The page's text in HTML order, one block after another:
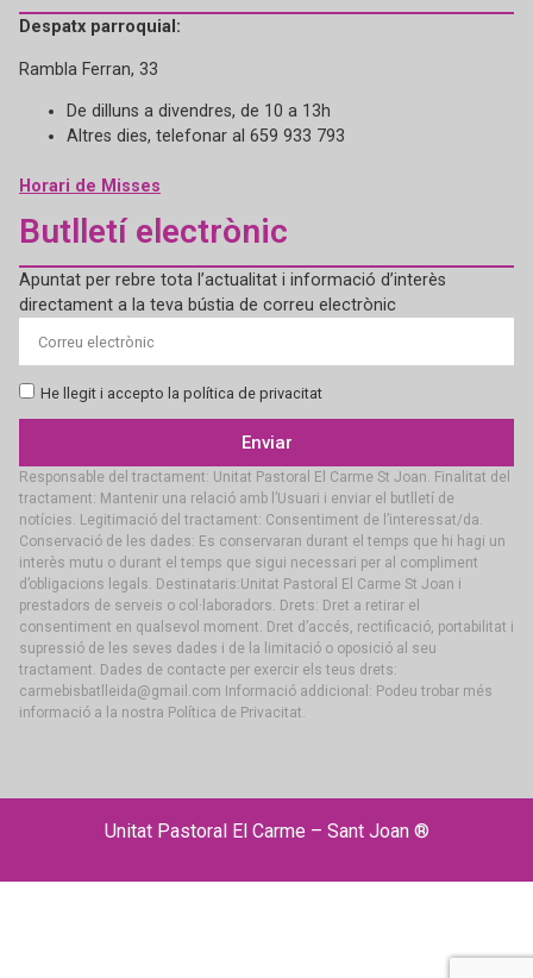
Despatx parroquial:
Rambla Ferran, 33
De dilluns a divendres, de 10 a 13h
Altres dies, telefonar al 659 933 793
Horari de Misses
Butlletí electrònic
Apuntat per rebre tota l’actualitat i informació d’interès
directament a la teva bústia de correu electrònic
He llegit i accepto la política de privacitat
Enviar
Responsable del tractament: Unitat Pastoral El Carme St Joan. Finalitat del
tractament: Mantenir una relació amb l’Usuari i enviar el butlletí de
notícies. Legitimació del tractament: Consentiment de l’interessat/da.
Conservació de les dades: Es conservaran durant el temps que hi hagi un
interès mutu o durant el temps que sigui necessari per al compliment
d’obligacions legals. Destinataris:Unitat Pastoral El Carme St Joan i
prestadors de serveis o col·laboradors. Drets: Dret a retirar el
consentiment en qualsevol moment. Dret d’accés, rectificació, portabilitat i
supressió de les seves dades i de la limitació o oposició al seu
tractament. Dades de contacte per exercir els teus drets:
carmebisbatlleida@gmail.com Informació addicional: Podeu trobar més
informació a la nostra Política de Privacitat.
Unitat Pastoral El Carme – Sant Joan ®